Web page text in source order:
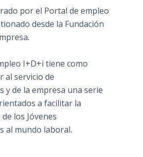
por el Portal de empleo
desde la Fundación
I+D+i tiene como
al servicio de
y de la empresa una serie
a facilitar la
los Jóvenes
al mundo laboral.